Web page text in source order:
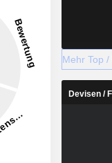
Mehr Top /
Devisen /